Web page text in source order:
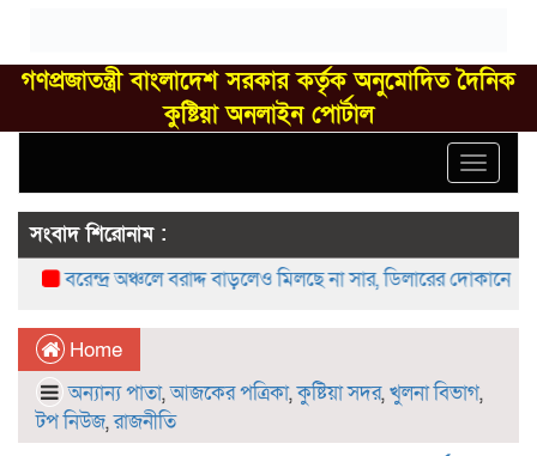
গণপ্রজাতন্ত্রী বাংলাদেশ সরকার কর্তৃক অনুমোদিত দৈনিক
কুষ্টিয়া অনলাইন পোর্টাল
Toggle
সংবাদ শিরোনাম :
বরেন্দ্র অঞ্চলে বরাদ্দ বাড়লেও মিলছে না সার, ডিলারের দোকানে
Home
অন্যান্য পাতা,আজকের পত্রিকা,কুষ্টিয়া সদর,খুলনা বিভাগ,
টপ নিউজ,রাজনীতি